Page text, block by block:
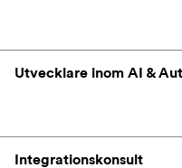
Utvecklare inom AI &
Integrationskonsult